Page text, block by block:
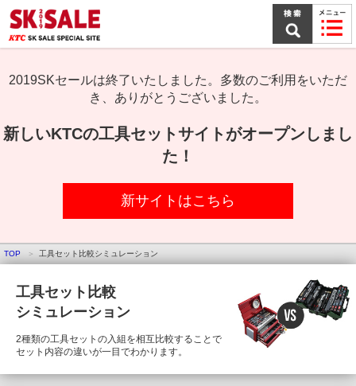
文
ま
で
キ2019SKセールは終了いたしました。多数のご利用をいただ
き、ありがとうございました。
新しいKTCの工具セットサイトがオープンしまし
た！
新サイトはこちら
TOP 工具セット比較シミュレーション
工具セット比較
シミュレーション
2種類の工具セットの入組を相互比較することで
セット内容の違いが一目でわかります。